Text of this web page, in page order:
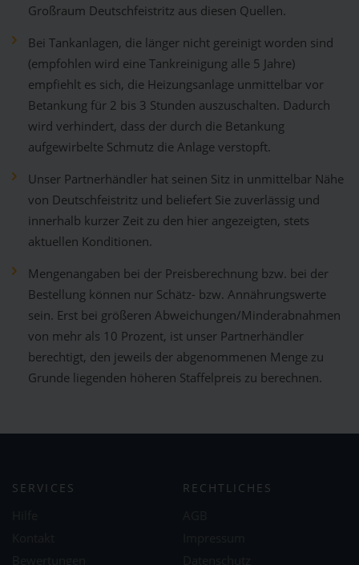
Großraum Deutschfeistritz aus diesen Quellen.
Bei Tankanlagen, die länger nicht gereinigt worden sind
(empfohlen wird eine Tankreinigung alle 5 Jahre)
empfiehlt es sich, die Heizungsanlage unmittelbar vor
Betankung für 2 bis 3 Stunden auszuschalten. Dadurch
wird verhindert, dass der durch die Betankung
aufgewirbelte Schmutz die Anlage verstopft.
Unser Partnerhändler hat seinen Sitz in unmittelbar Nähe
von Deutschfeistritz und beliefert Sie zuverlässig und
innerhalb kurzer Zeit zu den hier angezeigten, stets
aktuellen Konditionen.
Mengenangaben bei der Preisberechnung bzw. bei der
Bestellung können nur Schätz- bzw. Annährungswerte
sein. Erst bei größeren Abweichungen/Minderabnahmen
von mehr als 10 Prozent, ist unser Partnerhändler
berechtigt, den jeweils der abgenommenen Menge zu
Grunde liegenden höheren Staffelpreis zu berechnen.
SERVICES RECHTLICHES